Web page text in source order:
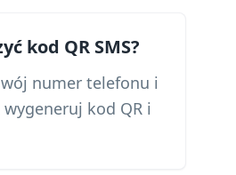
kod QR SMS?
numer telefonu i
kod QR i